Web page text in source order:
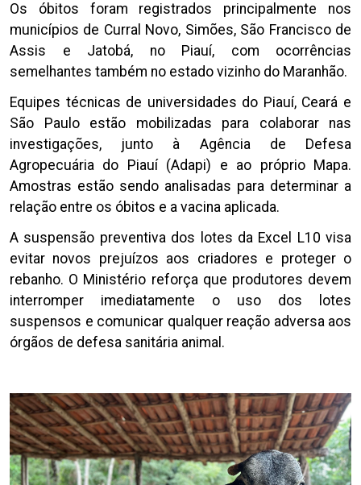
Os óbitos foram registrados principalmente nos
municípios de Curral Novo, Simões, São Francisco de
Assis e Jatobá, no Piauí, com ocorrências
semelhantes também no estado vizinho do Maranhão.
Equipes técnicas de universidades do Piauí, Ceará e
São Paulo estão mobilizadas para colaborar nas
investigações, junto à Agência de Defesa
Agropecuária do Piauí (Adapi) e ao próprio Mapa.
Amostras estão sendo analisadas para determinar a
relação entre os óbitos e a vacina aplicada.
A suspensão preventiva dos lotes da Excel L10 visa
evitar novos prejuízos aos criadores e proteger o
rebanho. O Ministério reforça que produtores devem
interromper imediatamente o uso dos lotes
suspensos e comunicar qualquer reação adversa aos
órgãos de defesa sanitária animal.